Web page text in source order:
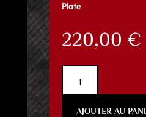
Plate
220,00 €
AJOUTER AU